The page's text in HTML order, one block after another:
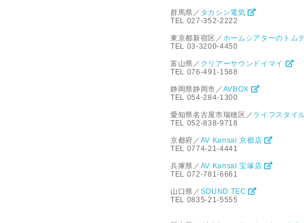
群馬県／ タカシン電気
TEL 027-352-2222
東京都新宿区／ ホームシアターのトム
TEL 03-3200-4450
富山県／ クリアーサウンドイマイ
TEL 076-491-1568
静岡県静岡市／ AVBOX
TEL 054-284-1300
愛知県名古屋市瑞穂区／ ライフスタイ
TEL 052-838-9718
京都府／ AV Kansai 京都店
TEL 0774-21-4441
兵庫県／ AV Kansai 宝塚店
TEL 072-781-6661
山口県／ SOUND TEC
TEL 0835-21-5555